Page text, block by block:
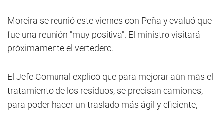
Moreira se reunió este viernes con Peña y evaluó que
fue una reunión "muy positiva". El ministro visitará
próximamente el vertedero.
El Jefe Comunal explicó que para mejorar aún más el
tratamiento de los residuos, se precisan camiones,
para poder hacer un traslado más ágil y eficiente,